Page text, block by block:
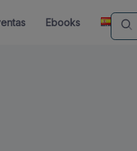
Ebooks Librerías
ES